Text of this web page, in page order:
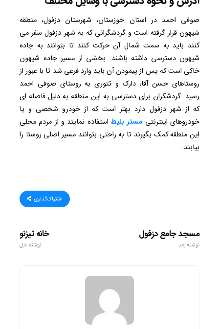
صوفی احمد در استان خوزستان، شهرستان دزفول، منطقه
شیهون قرار گرفته است و گردشگرانی که به شهر دزفول سفر می
کنند باید به سمت شمال آن حرکت کنند تا بتوانند به جاده
شیهون دسترسی داشته باشند. بخشی از مسیر جاده شیهون
خاکی است که پس از پیمودن آن باید وارد فرعی شد تا با عبور از
روستاهای حسن آقا، دارک و تتوری به روستای صوفی احمد
رسید. گردشگران برای دسترسی به این منطقه به دلیل فاصله ای
که از شهر دزفول دارد بهتر است که از خودرو شخصی و یا
خودروهای اینترنتی مستر بلیط استفاده نمایند و از مردم محلی
این منطقه کمک بگیرند تا به راحتی بتوانند مسیر اصلی روستا را
بیابند.
اشتراک‌گذاری
خانه تیزنو
نوشته قبل
مسجد جامع دزفول
نوشته بعد